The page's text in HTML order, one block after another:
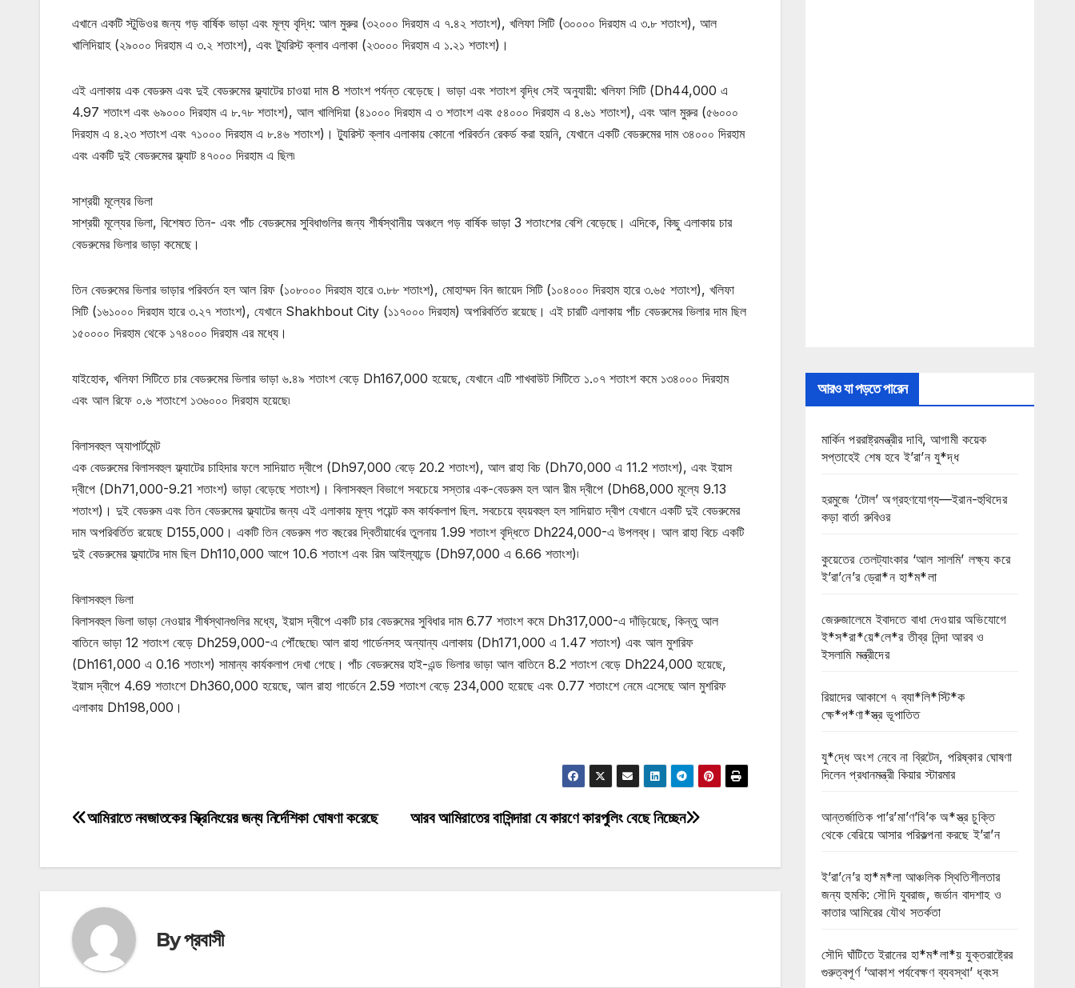
এখানে একটি স্টুডিওর জন্য গড় বার্ষিক ভাড়া এবং মূল্য বৃদ্ধি: আল মুরুর (৩২০০০ দিরহাম এ ৭.৪২ শতাংশ), খলিফা সিটি (৩০০০০ দিরহাম এ ৩.৮ শতাংশ), আল
খালিদিয়াহ (২৯০০০ দিরহাম এ ৩.২ শতাংশ), এবং ট্যুরিস্ট ক্লাব এলাকা (২৩০০০ দিরহাম এ ১.২১ শতাংশ)।
এই এলাকায় এক বেডরুম এবং দুই বেডরুমের ফ্ল্যাটের চাওয়া দাম 8 শতাংশ পর্যন্ত বেড়েছে। ভাড়া এবং শতাংশ বৃদ্ধি সেই অনুযায়ী: খলিফা সিটি (Dh44,000 এ
4.97 শতাংশ এবং ৬৯০০০ দিরহাম এ ৮.৭৮ শতাংশ), আল খালিদিয়া (৪১০০০ দিরহাম এ ৩ শতাংশ এবং ৫৪০০০ দিরহাম এ ৪.৬১ শতাংশ), এবং আল মুরুর (৫৬০০০
দিরহাম এ ৪.২৩ শতাংশ এবং ৭১০০০ দিরহাম এ ৮.৪৬ শতাংশ)। ট্যুরিস্ট ক্লাব এলাকায় কোনো পরিবর্তন রেকর্ড করা হয়নি, যেখানে একটি বেডরুমের দাম ৩৪০০০ দিরহাম
এবং একটি দুই বেডরুমের ফ্ল্যাট ৪৭০০০ দিরহাম এ ছিল৷
সাশ্রয়ী মূল্যের ভিলা
সাশ্রয়ী মূল্যের ভিলা, বিশেষত তিন- এবং পাঁচ বেডরুমের সুবিধাগুলির জন্য শীর্ষস্থানীয় অঞ্চলে গড় বার্ষিক ভাড়া 3 শতাংশের বেশি বেড়েছে। এদিকে, কিছু এলাকায় চার
বেডরুমের ভিলার ভাড়া কমেছে।
তিন বেডরুমের ভিলার ভাড়ার পরিবর্তন হল আল রিফ (১০৮০০০ দিরহাম হারে ৩.৮৮ শতাংশ), মোহাম্মদ বিন জায়েদ সিটি (১০৪০০০ দিরহাম হারে ৩.৬৫ শতাংশ), খলিফা
সিটি (১৬১০০০ দিরহাম হারে ৩.২৭ শতাংশ), যেখানে Shakhbout City (১১৭০০০ দিরহাম) অপরিবর্তিত রয়েছে। এই চারটি এলাকায় পাঁচ বেডরুমের ভিলার দাম ছিল
১৫০০০০ দিরহাম থেকে ১৭৪০০০ দিরহাম এর মধ্যে।
যাইহোক, খলিফা সিটিতে চার বেডরুমের ভিলার ভাড়া ৬.৪৯ শতাংশ বেড়ে Dh167,000 হয়েছে, যেখানে এটি শাখবাউট সিটিতে ১.০৭ শতাংশ কমে ১৩৪০০০ দিরহাম
এবং আল রিফে ০.৬ শতাংশে ১৩৬০০০ দিরহাম হয়েছে৷
বিলাসবহুল অ্যাপার্টমেন্ট
এক বেডরুমের বিলাসবহুল ফ্ল্যাটের চাহিদার ফলে সাদিয়াত দ্বীপে (Dh97,000 বেড়ে 20.2 শতাংশ), আল রাহা বিচ (Dh70,000 এ 11.2 শতাংশ), এবং ইয়াস
দ্বীপে (Dh71,000-9.21 শতাংশ) ভাড়া বেড়েছে শতাংশ)। বিলাসবহুল বিভাগে সবচেয়ে সস্তার এক-বেডরুম হল আল রীম দ্বীপে (Dh68,000 মূল্যে 9.13
শতাংশ)। দুই বেডরুম এবং তিন বেডরুমের ফ্ল্যাটের জন্য এই এলাকায় মূল্য পয়েন্ট কম কার্যকলাপ ছিল. সবচেয়ে ব্যয়বহুল হল সাদিয়াত দ্বীপ যেখানে একটি দুই বেডরুমের
দাম অপরিবর্তিত রয়েছে D155,000। একটি তিন বেডরুম গত বছরের দ্বিতীয়ার্ধের তুলনায় 1.99 শতাংশ বৃদ্ধিতে Dh224,000-এ উপলব্ধ। আল রাহা বিচে একটি
দুই বেডরুমের ফ্ল্যাটের দাম ছিল Dh110,000 আপে 10.6 শতাংশ এবং রিম আইল্যান্ডে (Dh97,000 এ 6.66 শতাংশ)৷
বিলাসবহুল ভিলা
বিলাসবহুল ভিলা ভাড়া নেওয়ার শীর্ষস্থানগুলির মধ্যে, ইয়াস দ্বীপে একটি চার বেডরুমের সুবিধার দাম 6.77 শতাংশ কমে Dh317,000-এ দাঁড়িয়েছে, কিন্তু আল
বাতিনে ভাড়া 12 শতাংশ বেড়ে Dh259,000-এ পৌঁছেছে৷ আল রাহা গার্ডেনসহ অন্যান্য এলাকায় (Dh171,000 এ 1.47 শতাংশ) এবং আল মুশরিফ
(Dh161,000 এ 0.16 শতাংশ) সামান্য কার্যকলাপ দেখা গেছে। পাঁচ বেডরুমের হাই-এন্ড ভিলার ভাড়া আল বাতিনে 8.2 শতাংশ বেড়ে Dh224,000 হয়েছে,
ইয়াস দ্বীপে 4.69 শতাংশে Dh360,000 হয়েছে, আল রাহা গার্ডেনে 2.59 শতাংশ বেড়ে 234,000 হয়েছে এবং 0.77 শতাংশে নেমে এসেছে আল মুশরিফ
এলাকায় Dh198,000।
Post
আরব আমিরাতের বাসিন্দারা যে কারণে কারপুলিং বেছে নিচ্ছেন
আমিরাতে নবজাতকের স্ক্রিনিংয়ের জন্য নির্দেশিকা ঘোষণা করেছে
Byপ্রবাসী
আরও যা পড়তে পারেন
মার্কিন পররাষ্ট্রমন্ত্রীর দাবি, আগামী কয়েক
সপ্তাহেই শেষ হবে ই’রা’ন যু*দ্ধ
হরমুজে ‘টোল’ অগ্রহণযোগ্য—ইরান-হুথিদের
কড়া বার্তা রুবিওর
কুয়েতের তেলট্যাংকার ‘আল সালমি’ লক্ষ্য করে
ই’রা’নে’র ড্রো*ন হা*ম*লা
জেরুজালেমে ইবাদতে বাধা দেওয়ার অভিযোগে
ই*স*রা*য়ে*লে*র তীব্র নিন্দা আরব ও
ইসলামি মন্ত্রীদের
রিয়াদের আকাশে ৭ ব্যা*লি*স্টি*ক
ক্ষে*প*ণা*স্ত্র ভূপাতিত
যু*দ্ধে অংশ নেবে না ব্রিটেন, পরিষ্কার ঘোষণা
দিলেন প্রধানমন্ত্রী কিয়ার স্টারমার
আন্তর্জাতিক পা’র’মা’ণ’বি’ক অ*স্ত্র চুক্তি
থেকে বেরিয়ে আসার পরিকল্পনা করছে ই’রা’ন
ই’রা’নে’র হা*ম*লা আঞ্চলিক স্থিতিশীলতার
জন্য হুমকি: সৌদি যুবরাজ, জর্ডান বাদশাহ ও
কাতার আমিরের যৌথ সতর্কতা
সৌদি ঘাঁটিতে ইরানের হা*ম*লা*য় যুক্তরাষ্ট্রের
গুরুত্বপূর্ণ ‘আকাশ পর্যবেক্ষণ ব্যবস্থা’ ধ্বংস